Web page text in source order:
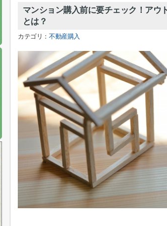
マンション購入前に要チェック！アウ
とは？
カテゴリ：不動産購入